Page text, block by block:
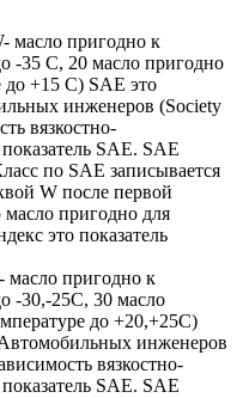
масло пригодно к
-35 С, 20 масло пригодно
до +15 С) SAE это
инженеров (Society
вязкостно-
SAE. SAE
по SAE записывается
W после первой
пригодно для
это показатель
масло пригодно к
-30,-25С, 30 масло
до +20,+25С)
инженеров
вязкостно-
SAE. SAE